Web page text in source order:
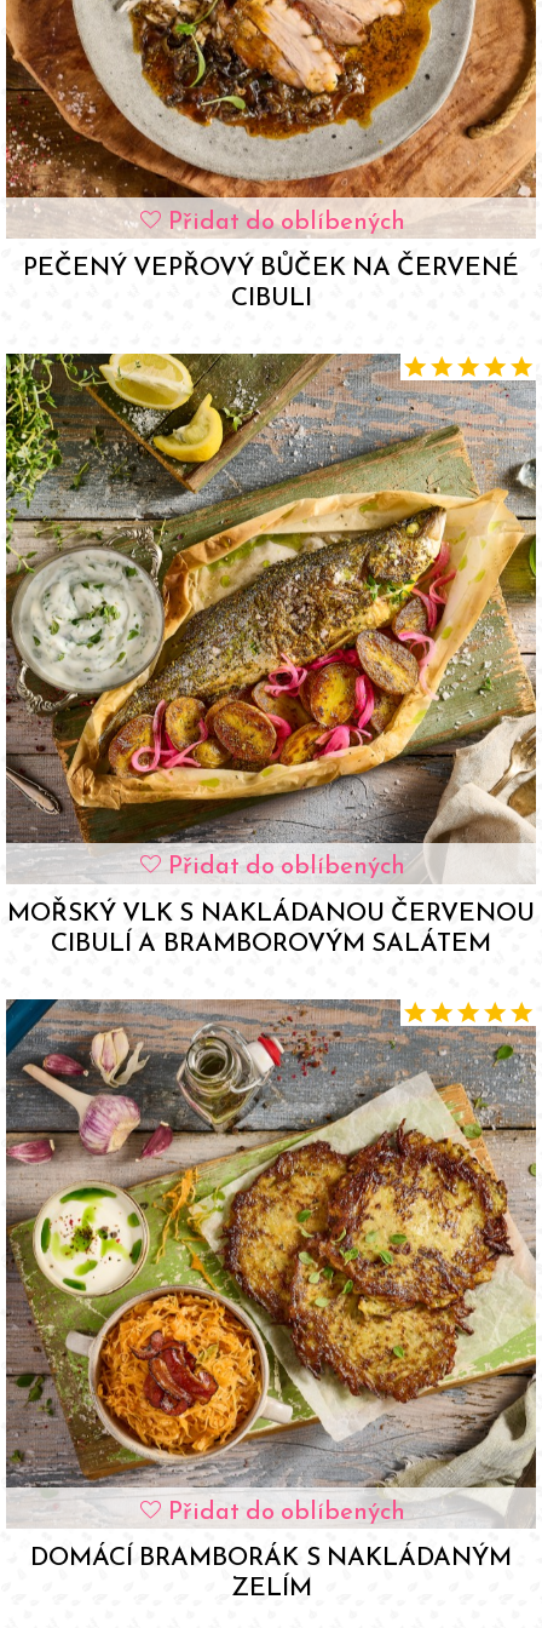
favorite Přidat do oblíbených
PEČENÝ VEPŘOVÝ BŮČEK NA ČERVENÉ
CIBULI
starstarstarstarstar
favorite Přidat do oblíbených
MOŘSKÝ VLK S NAKLÁDANOU ČERVENOU
CIBULÍ A BRAMBOROVÝM SALÁTEM
starstarstarstarstar
favorite Přidat do oblíbených
DOMÁCÍ BRAMBORÁK S NAKLÁDANÝM
ZELÍM